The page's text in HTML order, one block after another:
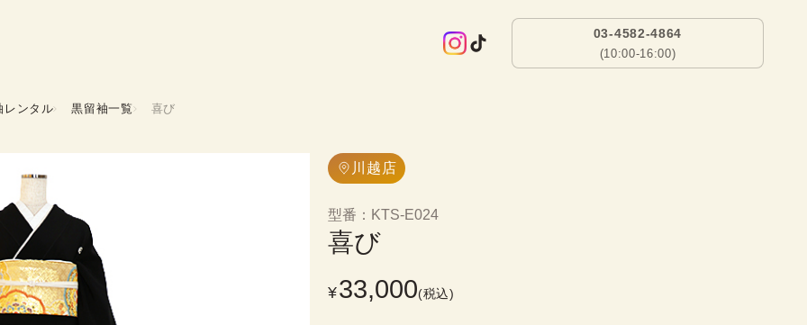
03-4582-4864
(10:00-16:00)
レンタル 黒留袖一覧 喜び
川越店
型番 ： KTS-E024
喜び
¥33,000(税込)